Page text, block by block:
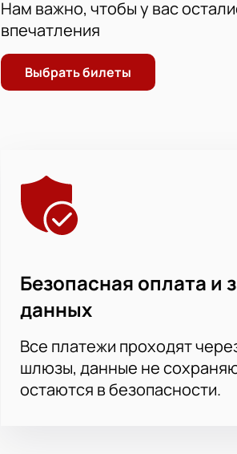
Нам важно, чтобы у вас
впечатления
Выбрать билеты
Безопасная оплата и
данных
Все платежи проходят
шлюзы, данные не
остаются в безопасности.